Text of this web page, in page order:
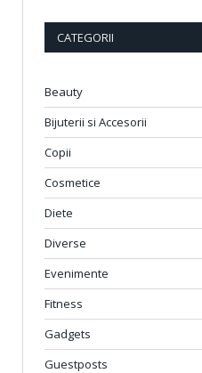
CATEGORII
Beauty
Bijuterii si Accesorii
Copii
Cosmetice
Diete
Diverse
Evenimente
Fitness
Gadgets
Guestposts